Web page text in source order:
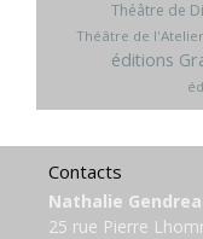
Théâtre de
Théâtre de l'Atelier
éditions
Contacts
Nathalie
25 rue Pierre